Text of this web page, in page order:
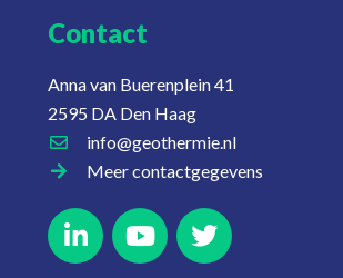
Contact
Anna van Buerenplein 41
2595 DA Den Haag
info@geothermie.nl
Meer contactgegevens